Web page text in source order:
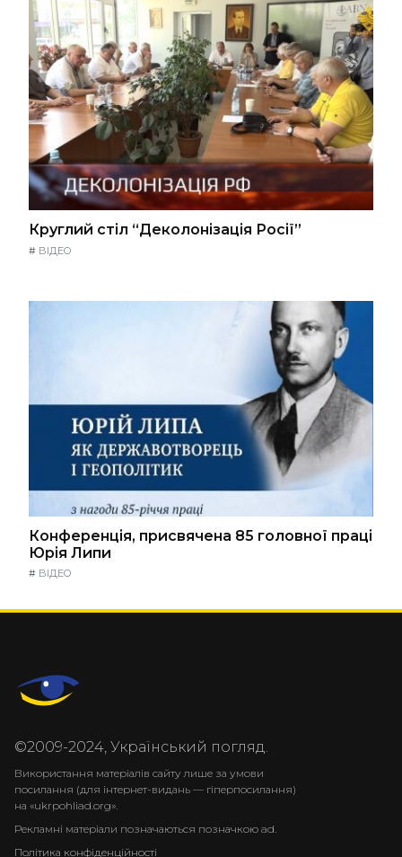
Круглий стіл “Деколонізація Росії”
# ВІДЕО
Конференція, присвячена 85 головної праці
Юрія Липи
# ВІДЕО
©2009-2024, Український погляд.
Використання матеріалів сайту лише за умови
посилання (для інтернет-видань — гіперпосилання)
на «ukrpohliad.org».
Рекламні матеріали позначаються позначкою ad.
Політика конфіденційності